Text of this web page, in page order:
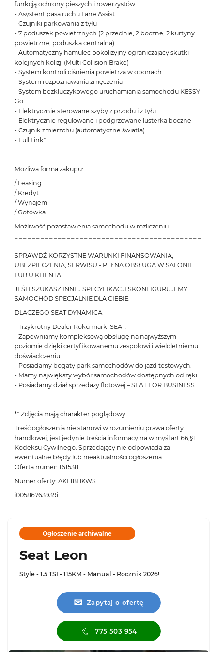
funkcją ochrony pieszych i rowerzystów
- Asystent pasa ruchu Lane Assist
- Czujniki parkowania z tyłu
- 7 poduszek powietrznych (2 przednie, 2 boczne, 2 kurtyny
powietrzne, poduszka centralna)
- Automatyczny hamulec pokolizyjny ograniczający skutki
kolejnych kolizji (Multi Collision Brake)
- System kontroli ciśnienia powietrza w oponach
- System rozpoznawania zmęczenia
- System bezkluczykowego uruchamiania samochodu KESSY
Go
- Elektrycznie sterowane szyby z przodu i z tyłu
- Elektrycznie regulowane i podgrzewane lusterka boczne
- Czujnik zmierzchu (automatyczne światła)
- Full Link*
Możliwa forma zakupu:
/ Leasing
/ Kredyt
/ Wynajem
/ Gotówka
Możliwość pozostawienia samochodu w rozliczeniu.
SPRAWDŹ KORZYSTNE WARUNKI FINANSOWANIA,
UBEZPIECZENIA, SERWISU - PEŁNA OBSŁUGA W SALONIE
LUB U KLIENTA.
JEŚLI SZUKASZ INNEJ SPECYFIKACJI SKONFIGURUJEMY
SAMOCHÓD SPECJALNIE DLA CIEBIE.
DLACZEGO SEAT DYNAMICA:
- Trzykrotny Dealer Roku marki SEAT.
- Zapewniamy kompleksową obsługę na najwyższym
poziomie dzięki certyfikowanemu zespołowi i wieloletniemu
doświadczeniu.
- Posiadamy bogaty park samochodów do jazd testowych.
- Mamy największy wybór samochodów dostępnych od ręki.
- Posiadamy dział sprzedaży flotowej – SEAT FOR BUSINESS.
** Zdjęcia mają charakter poglądowy
Treść ogłoszenia nie stanowi w rozumieniu prawa oferty
handlowej, jest jedynie treścią informacyjną w myśl art.66,§1
Kodeksu Cywilnego. Sprzedający nie odpowiada za
ewentualne błędy lub nieaktualności ogłoszenia.
Oferta numer: 161538
Numer oferty: AKL18HKWS
i00586763939i
Ogłoszenie archiwalne
Seat Leon
Style - 1.5 TSI - 115KM - Manual - Rocznik 2026!
✉ Zapytaj o ofertę
775 503 954